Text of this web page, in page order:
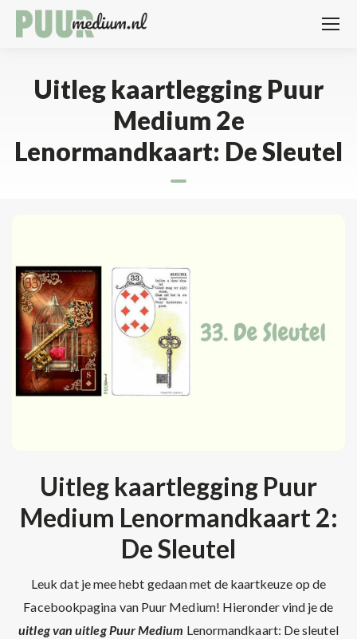
Uitleg kaartlegging Puur
Medium 2e
Lenormandkaart: De Sleutel
Uitleg kaartlegging Puur
Medium Lenormandkaart 2:
De Sleutel
Leuk dat je mee hebt gedaan met de kaartkeuze op de
Facebookpagina van Puur Medium! Hieronder vind je de
uitleg van uitleg Puur Medium Lenormandkaart: De sleutel